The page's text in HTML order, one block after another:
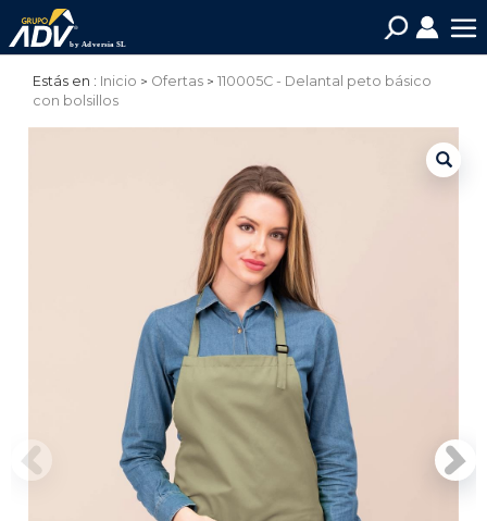
Estás en : Inicio Ofertas
110005C - Delantal peto básico
con bolsillos